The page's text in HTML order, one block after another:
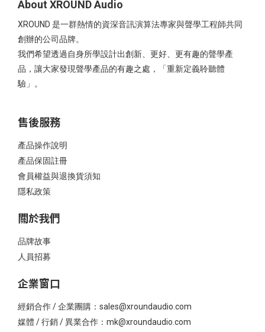
About XROUND Audio
XROUND 是一群熱情的資深音訊演算法專家與聲學工程師共同
創辦的公司品牌。
我們希望透過自身所學設計出創新、更好、更有趣的聲學產
品，讓大家發現聲學產品的有趣之處，「重新定義聆聽體
驗」。
售後服務
產品操作說明
產品保固註冊
會員權益與退換貨須知
隱私政策
關於我們
品牌故事
人員招募
企業窗口
經銷合作 / 企業團購：sales@xroundaudio.com
媒體 / 行銷 / 異業合作：mk@xroundaudio.com